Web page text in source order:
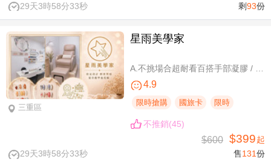
29天3時58分32秒 剩93份
三重區
星雨美學家
A.不挑場合超耐看百搭手部凝膠 / B.經典私藏手部凝膠設計款 / C.讓指尖擦出高級感足部凝膠 / D.風靡小紅書足部凝膠設計款 / E.CUCCIO足深層去足繭保養 / F.自然輕盈無負擔-微妝3D 120根嫁接
4.9
限時搶購 國旅卡 限時
不推銷(45)
29天3時58分32秒
$600 $399起
售131份